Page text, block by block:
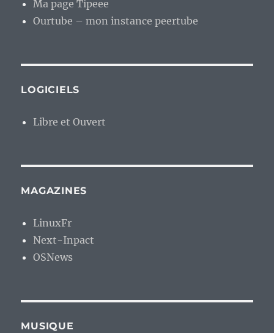
Ma page Tipeee
Ourtube – mon instance peertube
LOGICIELS
Libre et Ouvert
MAGAZINES
LinuxFr
Next-Inpact
OSNews
MUSIQUE